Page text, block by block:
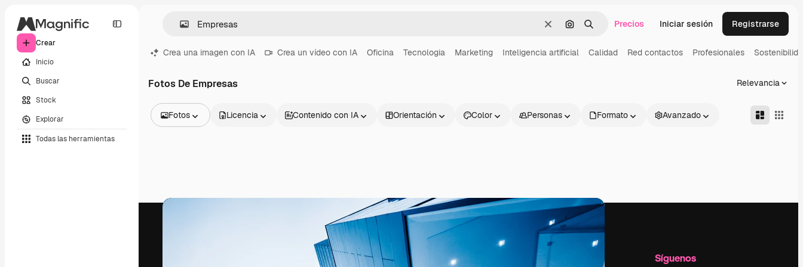
Crear
Inicio
Buscar
Stock
Explorar
Todas las herramientas
BorrarBuscar por imagen
BuscarPrecios Iniciar sesión Registrarse
Crea una imagen con IA Crea un vídeo con IA Oficina Tecnologia Marketing Inteligencia artificial Calidad Red contactos Profesionales
Fotos De Empresas Relevancia
Fotos
Vídeos
Licencia Contenido con IA Orientación Color Personas Formato Avanzado
Productos Información útil Síguenos